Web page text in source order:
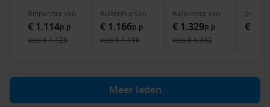
Binnenhutvan
€ 1.114p.p.
was€ 1.125
Buitenhutvan
€ 1.166p.p.
was€ 1.190
Balkonhutvan
€ 1.329p.p.
was€ 1.342
Suite
€
Meer laden